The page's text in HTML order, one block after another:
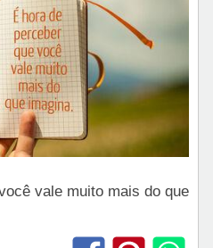
vale muito mais do que